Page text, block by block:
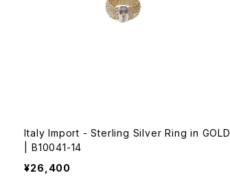
Italy Import - Sterling Silver Ring in GOLD
| B10041-14
¥26,400